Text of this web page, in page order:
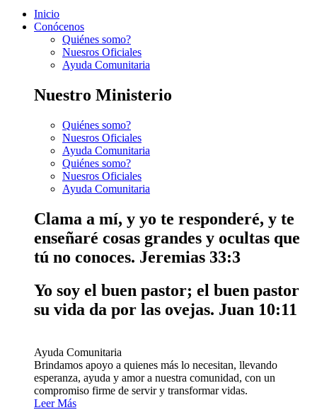
Inicio
Conócenos
Quiénes somo?
Nuesros Oficiales
Ayuda Comunitaria
Nuestro Ministerio
Quiénes somo?
Nuesros Oficiales
Ayuda Comunitaria
Quiénes somo?
Nuesros Oficiales
Ayuda Comunitaria
Clama a mí, y yo te responderé, y te
enseñaré cosas grandes y ocultas que
tú no conoces. Jeremias 33:3
Yo soy el buen pastor; el buen pastor
su vida da por las ovejas. Juan 10:11
Ayuda Comunitaria
Brindamos apoyo a quienes más lo necesitan, llevando
esperanza, ayuda y amor a nuestra comunidad, con un
compromiso firme de servir y transformar vidas.
Leer Más